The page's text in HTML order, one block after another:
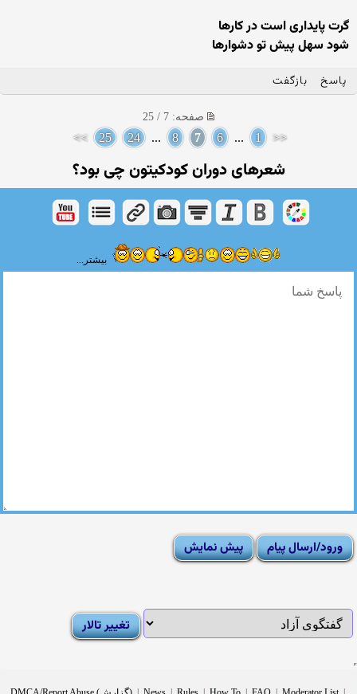
گرت پایداری است در كارها
شود سهل پیش تو دشوارها
پاسخ بازگفت
صفحه: 7 / 25
<<
1
...
6
7
8
...
24
25
>>
شعرهای دوران کودکیتون چی بود؟
بیشتر...